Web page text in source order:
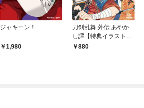
ジャキーン！
1,980
刀剣乱舞 外伝 あやか
し譚【特典イラスト付
き】880